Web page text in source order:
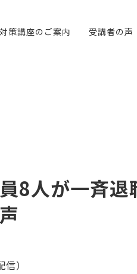
対策講座のご案内 受講者の声
8人が一斉
）